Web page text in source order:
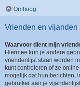
Omhoog
Vrienden en vijanden
Waarvoor dient mijn
Hiermee kun je andere
vriendenlijst staan worden
kunt controleren of ze
mogelijk dat hun berichten,
gebruiker aan je